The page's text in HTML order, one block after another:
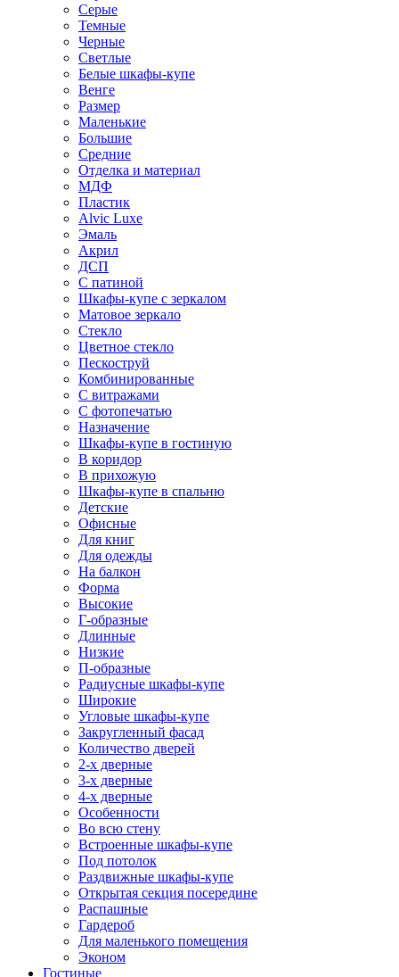
Серые
Темные
Черные
Светлые
Белые шкафы-купе
Венге
Размер
Маленькие
Большие
Средние
Отделка и материал
МДФ
Пластик
Alvic Luxe
Эмаль
Акрил
ДСП
С патиной
Шкафы-купе с зеркалом
Матовое зеркало
Стекло
Цветное стекло
Пескоструй
Комбинированные
С витражами
С фотопечатью
Назначение
Шкафы-купе в гостиную
В коридор
В прихожую
Шкафы-купе в спальню
Детские
Офисные
Для книг
Для одежды
На балкон
Форма
Высокие
Г-образные
Длинные
Низкие
П-образные
Радиусные шкафы-купе
Широкие
Угловые шкафы-купе
Закругленный фасад
Количество дверей
2-х дверные
3-х дверные
4-х дверные
Особенности
Во всю стену
Встроенные шкафы-купе
Под потолок
Раздвижные шкафы-купе
Открытая секция посередине
Распашные
Гардероб
Для маленького помещения
Эконом
Гостиные